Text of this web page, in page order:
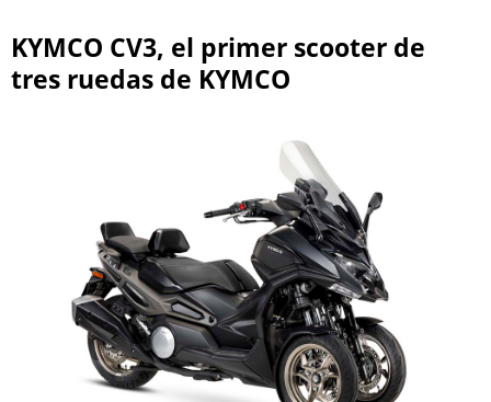
KYMCO CV3, el primer scooter de
tres ruedas de KYMCO